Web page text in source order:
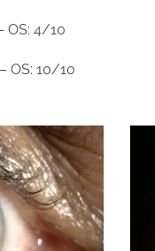
OS: 4/10
OS: 10/10